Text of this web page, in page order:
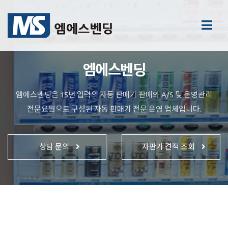
엠에스벤딩
엠에스벤딩은 15년 업력의 자동 판매기 판매와 A/S 및 운영관리
전문요원으로 구성된 자동 판매기 전문 운영 업체입니다.
상담 문의 자판기 견적 조회